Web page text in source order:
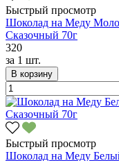
Быстрый просмотр
Шоколад на Меду
Сказочный 70г
320
за 1 шт.
В корзину
Быстрый просмотр
Шоколад на Меду